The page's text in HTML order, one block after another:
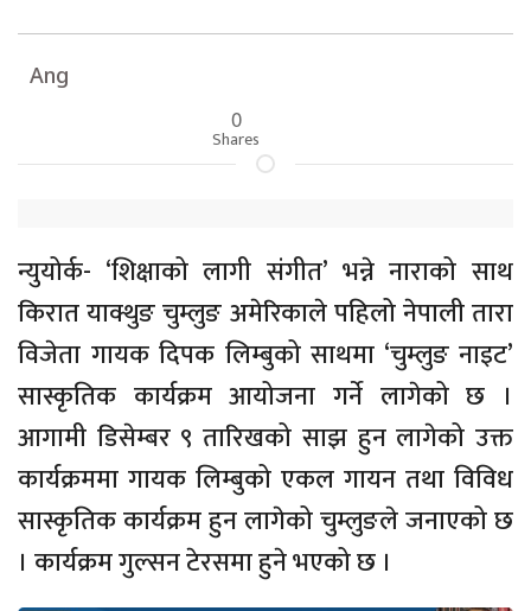
Ang
0
Shares
न्युयोर्क- ‘शिक्षाको लागी संगीत’ भन्ने नाराको साथ
किरात याक्थुङ चुम्लुङ अमेरिकाले पहिलो नेपाली तारा
विजेता गायक दिपक लिम्बुको साथमा ‘चुम्लुङ नाइट’
सास्कृतिक कार्यक्रम आयोजना गर्ने लागेको छ ।
आगामी डिसेम्बर ९ तारिखको साझ हुन लागेको उक्त
कार्यक्रममा गायक लिम्बुको एकल गायन तथा विविध
सास्कृतिक कार्यक्रम हुन लागेको चुम्लुङले जनाएको छ
। कार्यक्रम गुल्सन टेरसमा हुने भएको छ ।